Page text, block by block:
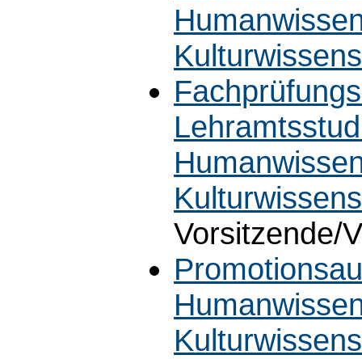
Vorsitzende/